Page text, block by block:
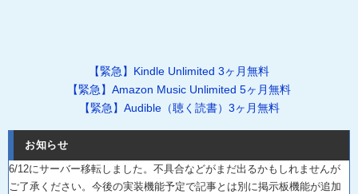
【緊急】Kindle Unlimited 3ヶ月無料
【緊急】Amazon Music Unlimited 5ヶ月無料
【緊急】Audible（聴く読書）3ヶ月無料
お知らせ
6/12にサーバー移転しました。不具合などがまだ出るかもしれませんが
ご了承ください。今後の実装機能予定で記事とは別に掲示板機能が追加